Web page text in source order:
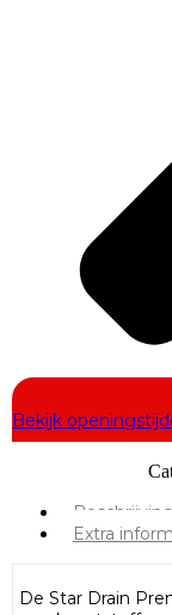
Bekijk
Beschrijving
Extra
De Star Drain